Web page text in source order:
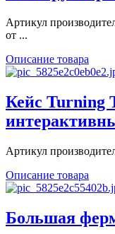
Артикул
от ...
Описание товара
Кейс Turning
Артикул
Описание товара
Большая